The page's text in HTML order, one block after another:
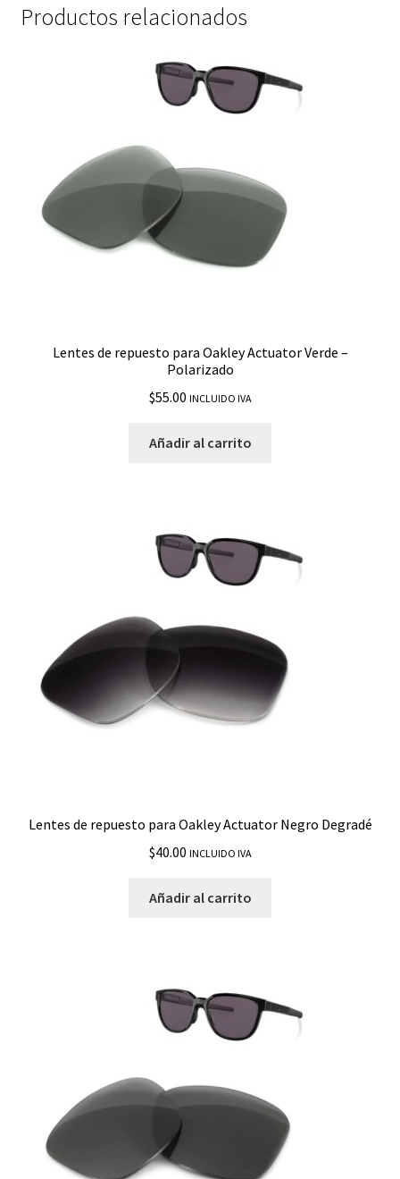
Productos relacionados
Lentes de repuesto para Oakley Actuator Verde –
Polarizado
$55.00 INCLUIDO IVA
Añadir al carrito
Lentes de repuesto para Oakley Actuator Negro Degradé
$40.00 INCLUIDO IVA
Añadir al carrito